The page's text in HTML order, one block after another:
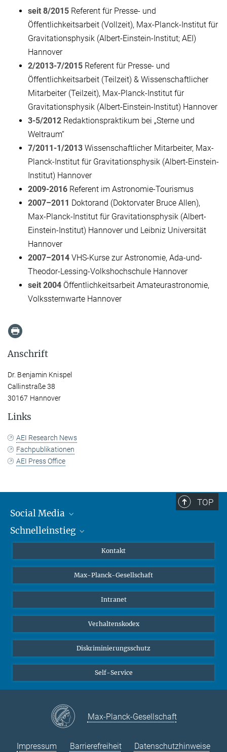
seit 8/2015 Referent für Presse- und
Öffentlichkeitsarbeit (Vollzeit), Max-Planck-Institut für
Gravitationsphysik (Albert-Einstein-Institut; AEI)
Hannover
2/2013-7/2015 Referent für Presse- und
Öffentlichkeitsarbeit (Teilzeit) & Wissenschaftlicher
Mitarbeiter (Teilzeit), Max-Planck-Institut für
Gravitationsphysik (Albert-Einstein-Institut) Hannover
3-5/2012 Redaktionspraktikum bei „Sterne und
Weltraum“
7/2011-1/2013 Wissenschaftlicher Mitarbeiter, Max-
Planck-Institut für Gravitationsphysik (Albert-Einstein-
Institut) Hannover
2009-2016 Referent im Astronomie-Tourismus
2007–2011 Doktorand (Doktorvater Bruce Allen),
Max-Planck-Institut für Gravitationsphysik (Albert-
Einstein-Institut) Hannover und Leibniz Universität
Hannover
2007–2014 VHS-Kurse zur Astronomie, Ada-und-
Theodor-Lessing-Volkshochschule Hannover
seit 2004 Öffentlichkeitsarbeit Amateurastronomie,
Volkssternwarte Hannover
Anschrift
Dr. Benjamin Knispel
Callinstraße 38
30167 Hannover
Links
AEI Research News
Fachpublikationen
AEI Press Office
TOP
Social Media
Mastodon
Schnelleinstieg
Schüler*innen
Öffentlichkeit
Alumnae | Alumni
Kontakt
Max-Planck-Gesellschaft
Intranet
Verhaltenskodex
Diskriminierungsschutz
Self-Service
Max-Planck-Gesellschaft
Impressum Barrierefreiheit Datenschutzhinweise